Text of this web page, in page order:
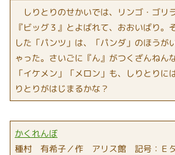
しりとりのせかいでは、リンゴ・ゴリ
『ビッグ３』とよばれて、おおいばり。
した「パンツ」は、「パンダ」のほうが
ゃった。さいごに『ん』がつくざんねん
「イケメン」「メロン」も、しりとりに
りとりがはじまるかな？
かくれんぼ
種村 有希子／作 アリス館 記号：Ｅ